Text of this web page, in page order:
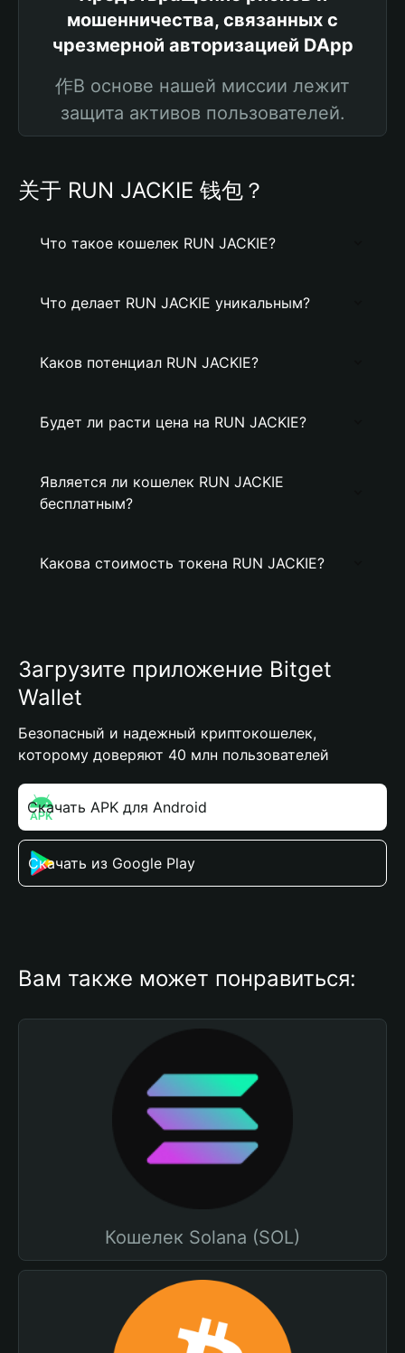
мошенничества, связанных с
чрезмерной авторизацией DApp
作В основе нашей миссии лежит
защита активов пользователей.
关于 RUN JACKIE 钱包？
Что такое кошелек RUN JACKIE?
Что делает RUN JACKIE уникальным?
Каков потенциал RUN JACKIE?
Будет ли расти цена на RUN JACKIE?
Является ли кошелек RUN JACKIE
бесплатным?
Какова стоимость токена RUN JACKIE?
Загрузите приложение Bitget
Wallet
Безопасный и надежный криптокошелек,
которому доверяют 40 млн пользователей
Скачать APK для Android
Скачать из Google Play
Вам также может понравиться:
Кошелек Solana (SOL)